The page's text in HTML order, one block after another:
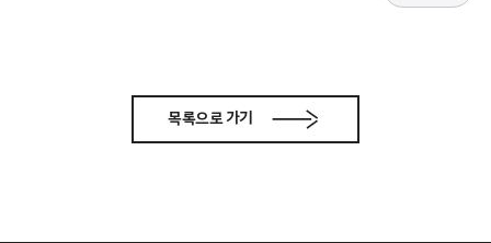
목록으로 가기